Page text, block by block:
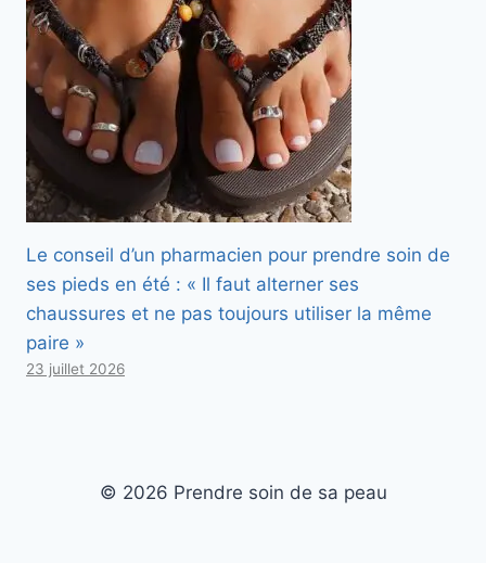
Le conseil d’un pharmacien pour prendre soin de
ses pieds en été : « Il faut alterner ses
chaussures et ne pas toujours utiliser la même
paire »
23 juillet 2026
© 2026 Prendre soin de sa peau